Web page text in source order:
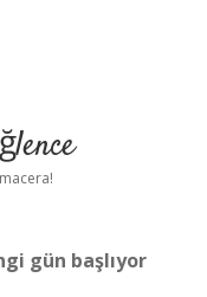
gün başlıyor